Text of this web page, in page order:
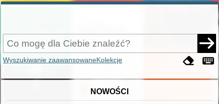
Wyszukiwanie zaawansowaneKolekcje
NOWOŚCI